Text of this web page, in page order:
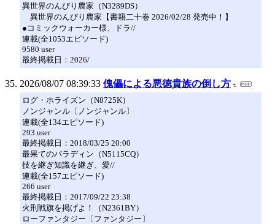
異世界のんびり農家（N3289DS）
異世界のんびり農家【書籍二十巻 2026/02/28 発売中！】
●コミックウォーカー様、ドラ//
連載(全1053エピソード)
9580 user
最終掲載日：2026/
2026/08/07 08:39:33 傀儡による悪徳貴族の倒し方
ログ・ホライズン（N8725K）
ノンジャンル〔ノンジャンル〕
連載(全134エピソード)
293 user
最終掲載日：2018/03/25 20:00
最果てのパラディン（N5115CQ）
技を継ぎ知識を継ぎ、愛//
連載(全157エピソード)
266 user
最終掲載日：2017/09/22 23:38
火刑戦旗を掲げよ！（N2361BY）
ローファンタジー〔ファンタジー〕